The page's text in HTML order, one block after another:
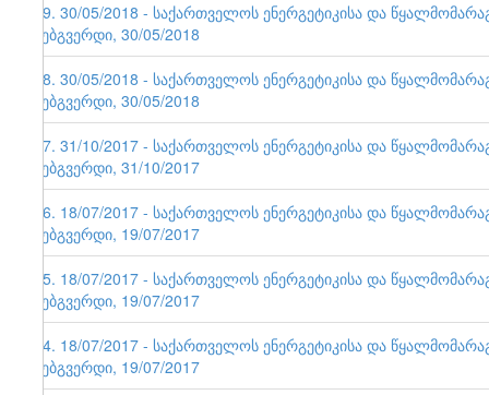
89. 30/05/2018 - საქართველოს ენერგეტიკისა და
ვებგვერდი, 30/05/2018
88. 30/05/2018 - საქართველოს ენერგეტიკისა და
ვებგვერდი, 30/05/2018
87. 31/10/2017 - საქართველოს ენერგეტიკისა და
ვებგვერდი, 31/10/2017
86. 18/07/2017 - საქართველოს ენერგეტიკისა და
ვებგვერდი, 19/07/2017
85. 18/07/2017 - საქართველოს ენერგეტიკისა და
ვებგვერდი, 19/07/2017
84. 18/07/2017 - საქართველოს ენერგეტიკისა და
ვებგვერდი, 19/07/2017